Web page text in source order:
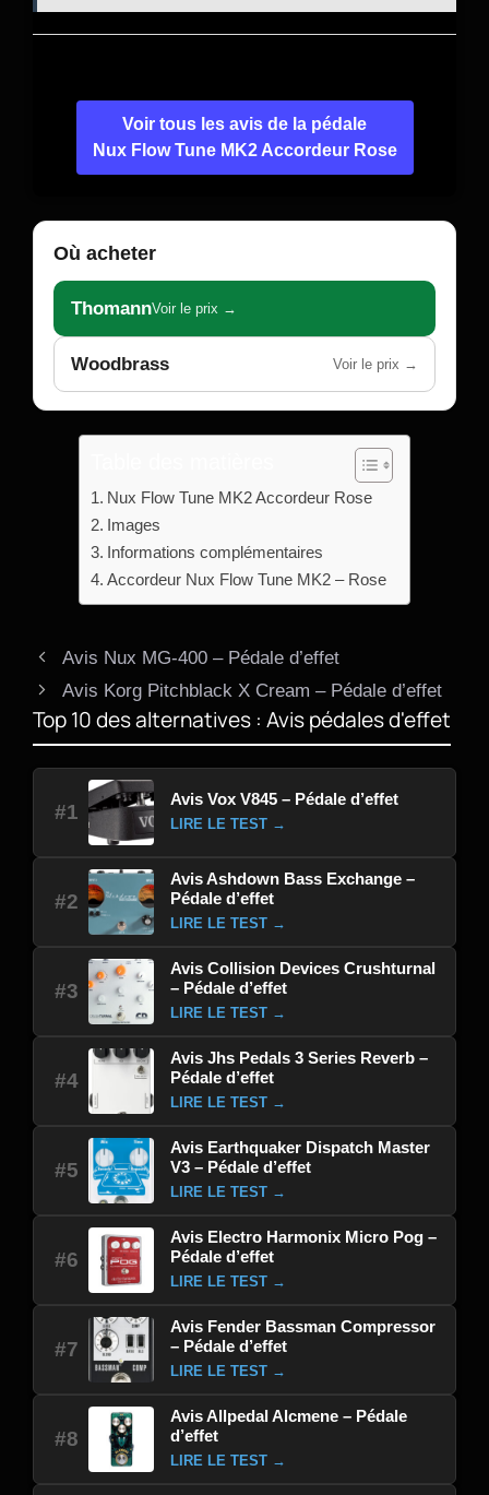
Voir tous les avis de la pédale
Nux Flow Tune MK2 Accordeur Rose
Où acheter
ThomannVoir le prix →
Woodbrass Voir le prix →
Nux Flow Tune MK2 Accordeur Rose
Images
Informations complémentaires
Accordeur Nux Flow Tune MK2 – Rose
Avis Nux MG-400 – Pédale d’effet
Avis Korg Pitchblack X Cream – Pédale d’effet
Top 10 des alternatives : Avis pédales d'effet
#1
Avis Vox V845 – Pédale d’effet
LIRE LE TEST →
#2
Avis Ashdown Bass Exchange –
Pédale d’effet
LIRE LE TEST →
#3
Avis Collision Devices Crushturnal
– Pédale d’effet
LIRE LE TEST →
#4
Avis Jhs Pedals 3 Series Reverb –
Pédale d’effet
LIRE LE TEST →
#5
Avis Earthquaker Dispatch Master
V3 – Pédale d’effet
LIRE LE TEST →
#6
Avis Electro Harmonix Micro Pog –
Pédale d’effet
LIRE LE TEST →
#7
Avis Fender Bassman Compressor
– Pédale d’effet
LIRE LE TEST →
#8
Avis Allpedal Alcmene – Pédale
d’effet
LIRE LE TEST →